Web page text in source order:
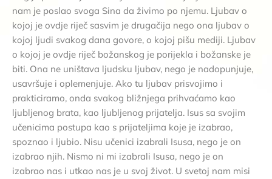
nam je poslao svoga Sina da živimo po njemu. Ljubav o
kojoj je ovdje riječ sasvim je drugačija nego ona ljubav o
kojoj ljudi svakog dana govore, o kojoj pišu mediji. Ljubav
o kojoj je ovdje riječ božanskog je porijekla i božanske je
biti. Ona ne uništava ljudsku ljubav, nego je nadopunjuje,
usavršuje i oplemenjuje. Ako tu ljubav prisvojimo i
prakticiramo, onda svakog bližnjega prihvaćamo kao
ljubljenog brata, kao ljubljenog prijatelja. Isus sa svojim
učenicima postupa kao s prijateljima koje je izabrao,
spoznao i ljubio. Nisu učenici izabrali Isusa, nego je on
izabrao njih. Nismo ni mi izabrali Isusa, nego je on
izabrao nas i utkao nas je u svoj život. U svetoj nam misi